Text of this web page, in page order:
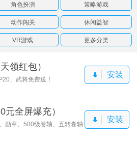
角色扮演 策略游戏
动作闯关 休闲益智
VR游戏 更多分类
领红包）
、武将免费送！
安装
元全屏爆充）
勋章、500级卷轴、五转卷轴
安装